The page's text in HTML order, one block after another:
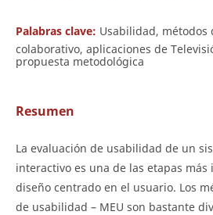
Palabras clave: Usabilidad, métodos
colaborativo, aplicaciones de
propuesta metodológica
Resumen
La evaluación de usabilidad de un
interactivo es una de las etapas
diseño centrado en el usuario. Los
de usabilidad – MEU son bastante